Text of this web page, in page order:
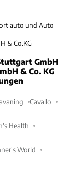
auto und Auto
& Co.KG
GmbH
& Co. KG
Cavallo
Health
World